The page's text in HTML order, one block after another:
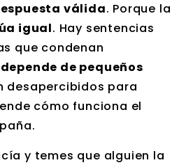
válida. Porque la
igual. Hay sentencias
que condenan
de pequeños
desapercibidos para
cómo funciona el
y temes que alguien la